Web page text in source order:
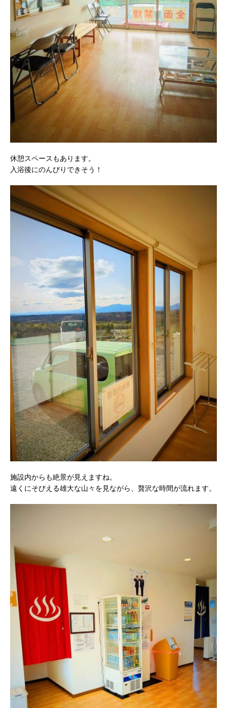
休憩スペースもあります。
入浴後にのんびりできそう！
施設内からも絶景が見えますね。
遠くにそびえる雄大な山々を見ながら、贅沢な時間が流れます。